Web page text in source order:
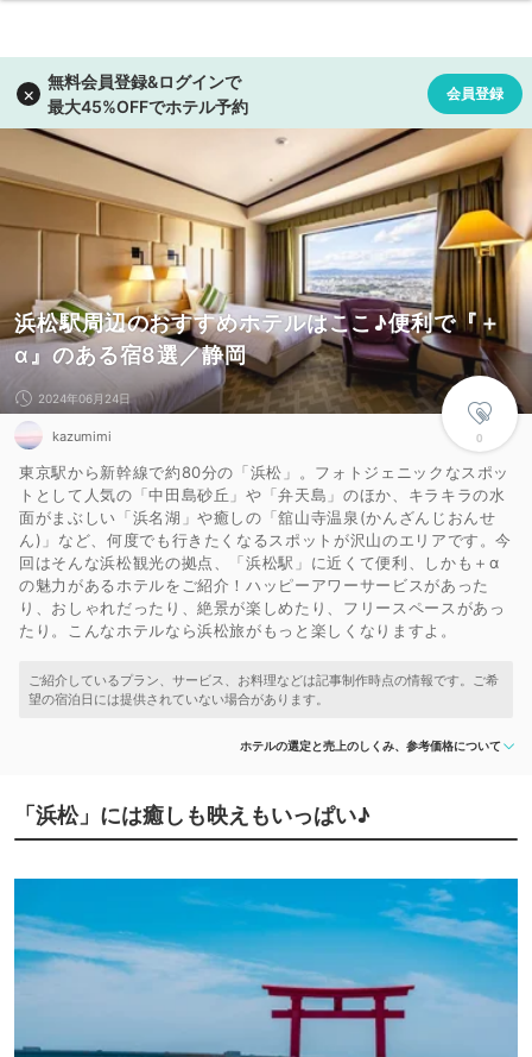
浜松駅周辺のおすすめホテルはここ♪便利で『＋
α』のある宿8選／静岡
0
2024年06月24日
kazumimi
東京駅から新幹線で約80分の「浜松」。フォトジェニックなスポッ
トとして人気の「中田島砂丘」や「弁天島」のほか、キラキラの水
面がまぶしい「浜名湖」や癒しの「舘山寺温泉(かんざんじおんせ
ん)」など、何度でも行きたくなるスポットが沢山のエリアです。今
回はそんな浜松観光の拠点、「浜松駅」に近くて便利、しかも＋α
の魅力があるホテルをご紹介！ハッピーアワーサービスがあった
り、おしゃれだったり、絶景が楽しめたり、フリースペースがあっ
たり。こんなホテルなら浜松旅がもっと楽しくなりますよ。
ホテルの選定と売上のしくみ、参考価格について
「浜松」には癒しも映えもいっぱい♪